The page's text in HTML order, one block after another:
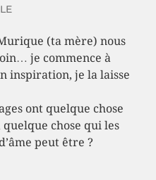
(ta mère) nous
je commence à
inspiration, je la laisse
ont quelque chose
quelque chose qui les
peut être ?